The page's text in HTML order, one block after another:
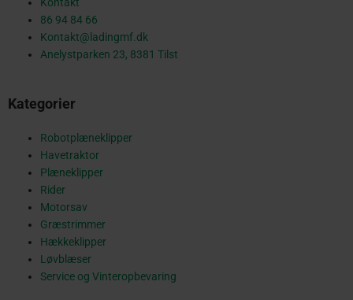
b
k
86 94 84 66
Kontakt@ladingmf.dk
Anelystparken 23, 8381 Tilst
Kategorier
Robotplæneklipper
Havetraktor
Plæneklipper
Rider
Motorsav
Græstrimmer
Hækkeklipper
Løvblæser
Service og Vinteropbevaring